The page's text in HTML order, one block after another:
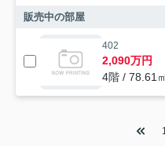
販売中の部屋
402
2,090万円
4階 / 78.61
1